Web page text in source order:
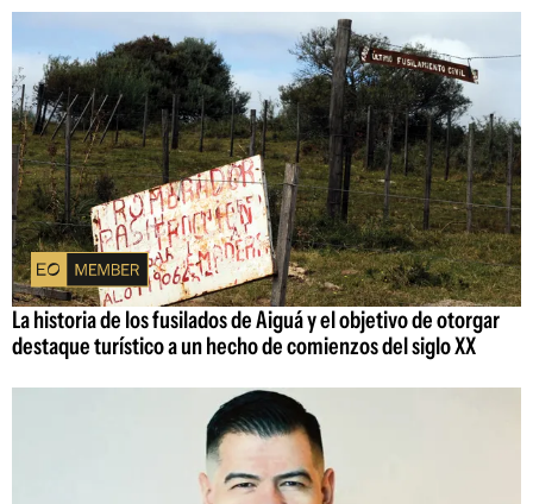
La historia de los fusilados de Aiguá y el objetivo de otorgar
destaque turístico a un hecho de comienzos del siglo XX